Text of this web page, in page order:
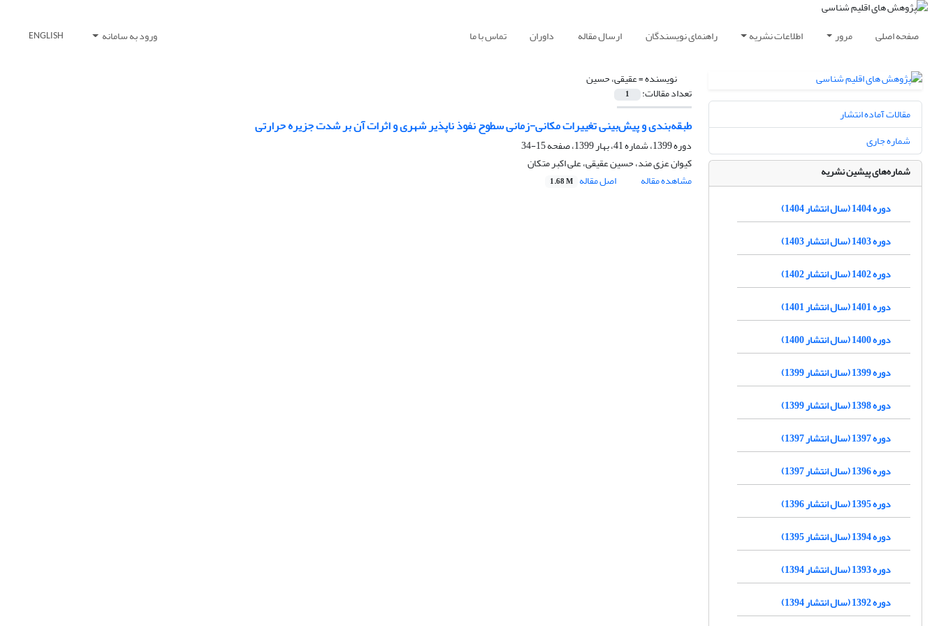
صفحه اصلی مرور اطلاعات نشریه راهنمای نویسندگان ارسال مقاله داوران تماس با ما ورود به سامانه ENGLISH
نویسنده =عقیقی، حسین
تعداد مقالات: 1
طبقه‌بندی و پیش‌بینی تغییرات مکانی-زمانی سطوح نفوذ ناپذیر شهری و اثرات آن بر شدت جزیره حرارتی
دوره 1399، شماره 41، بهار 1399، صفحه
15-34
کیوان عزی مند، حسین عقیقی، علی اکبر متکان
مشاهده مقاله
اصل مقاله 1.68 M
مقالات آماده انتشار
شماره جاری
شماره‌های پیشین نشریه
دوره 1404 (سال انتشار 1404)
دوره 1403 (سال انتشار 1403)
دوره 1402 (سال انتشار 1402)
دوره 1401 (سال انتشار 1401)
دوره 1400 (سال انتشار 1400)
دوره 1399 (سال انتشار 1399)
دوره 1398 (سال انتشار 1399)
دوره 1397 (سال انتشار 1397)
دوره 1396 (سال انتشار 1397)
دوره 1395 (سال انتشار 1396)
دوره 1394 (سال انتشار 1395)
دوره 1393 (سال انتشار 1394)
دوره 1392 (سال انتشار 1394)